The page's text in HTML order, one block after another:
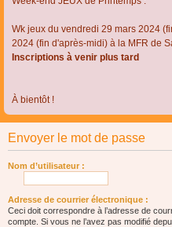
Wk jeux du vendredi 29 mars 2024
2024 (fin d'après-midi) à la MFR de
Inscriptions à venir plus tard
À bientôt !
Envoyer le mot de passe
Nom d’utilisateur :
Adresse de courrier électronique :
Ceci doit correspondre à l’adresse de
compte. Si vous ne l’avez pas modifié